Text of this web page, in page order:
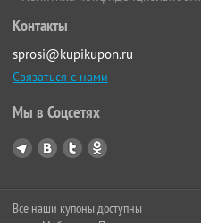
Контакты
sprosi@kupikupon.ru
Связаться с нами
Мы в Соцсетях
Все наши купоны доступны